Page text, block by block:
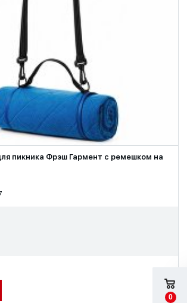
пикника Фрэш Гармент с ремешком на
0